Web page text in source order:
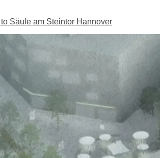
to Säule am Steintor Hannover